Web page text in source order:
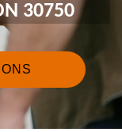
30750